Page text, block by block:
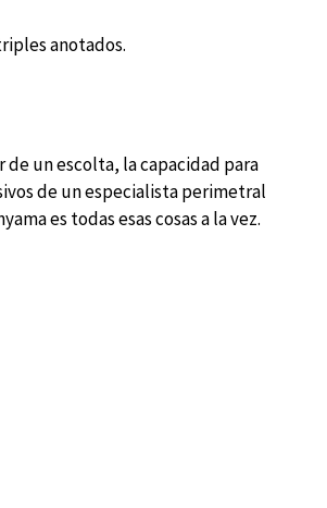
anotados.
un escolta, la capacidad para
de un especialista perimetral
es todas esas cosas a la vez.